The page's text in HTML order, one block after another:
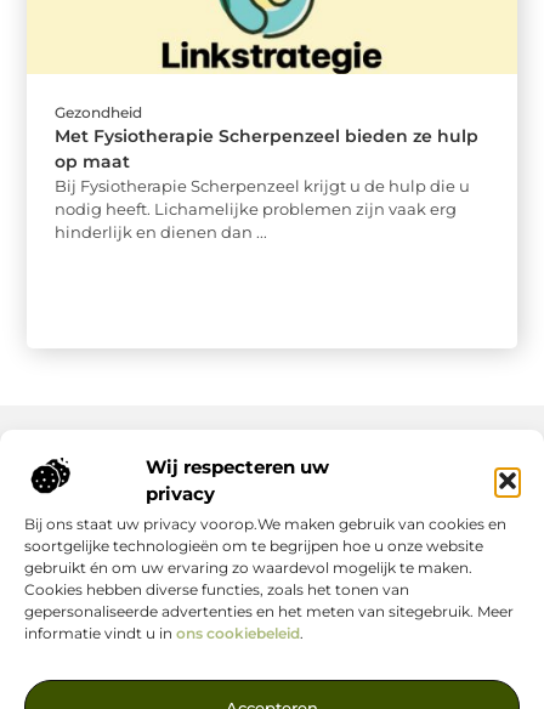
Wij respecteren uw
privacy
Bij ons staat uw privacy voorop.We maken gebruik van cookies en
soortgelijke technologieën om te begrijpen hoe u onze website
gebruikt én om uw ervaring zo waardevol mogelijk te maken.
Cookies hebben diverse functies, zoals het tonen van
gepersonaliseerde advertenties en het meten van sitegebruik. Meer
informatie vindt u in ons cookiebeleid.
Gezondheid
Met Fysiotherapie Scherpenzeel bieden ze hulp
op maat
Bij Fysiotherapie Scherpenzeel krijgt u de hulp die u
nodig heeft. Lichamelijke problemen zijn vaak erg
hinderlijk en dienen dan ...
Onze informatie